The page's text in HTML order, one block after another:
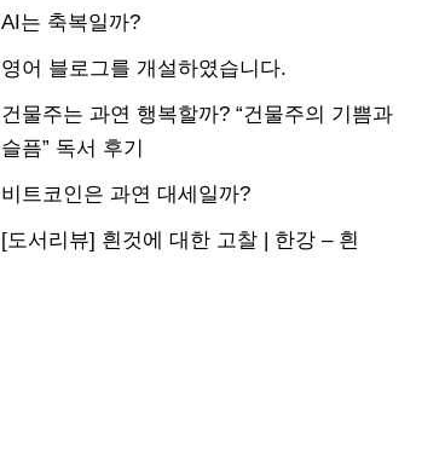
AI는 축복일까?
영어 블로그를 개설하였습니다.
건물주는 과연 행복할까? “건물주의 기쁨과
슬픔” 독서 후기
비트코인은 과연 대세일까?
[도서리뷰] 흰것에 대한 고찰 | 한강 – 흰